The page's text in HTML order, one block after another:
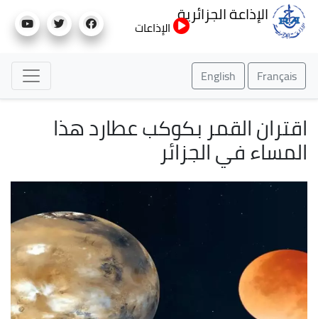
إلى
الإذاعة الجزائرية
الإذاعات
Français
English
اقتران القمر بكوكب عطارد هذا
المساء في الجزائر